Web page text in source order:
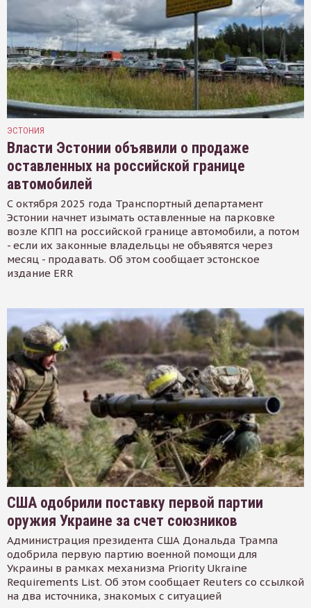
ЭСТОНИЯ
Власти Эстонии объявили о продаже
оставленных на российской границе
автомобилей
С октября 2025 года Транспортный департамент
Эстонии начнет изымать оставленные на парковке
возле КПП на российской границе автомобили, а потом
- если их законные владельцы не объявятся через
месяц - продавать. Об этом сообщает эстонское
издание ERR
США одобрили поставку первой партии
оружия Украине за счет союзников
Администрация президента США Дональда Трампа
одобрила первую партию военной помощи для
Украины в рамках механизма Priority Ukraine
Requirements List. Об этом сообщает Reuters со ссылкой
на два источника, знакомых с ситуацией